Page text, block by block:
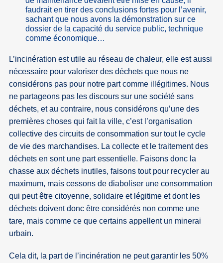
faudrait en tirer des conclusions fortes pour l’avenir,
sachant que nous avons la démonstration sur ce
dossier de la capacité du service public, technique
comme économique…
L’incinération est utile au réseau de chaleur, elle est aussi
nécessaire pour valoriser des déchets que nous ne
considérons pas pour notre part comme illégitimes. Nous
ne partageons pas les discours sur une société sans
déchets, et au contraire, nous considérons qu’une des
premières choses qui fait la ville, c’est l’organisation
collective des circuits de consommation sur tout le cycle
de vie des marchandises. La collecte et le traitement des
déchets en sont une part essentielle. Faisons donc la
chasse aux déchets inutiles, faisons tout pour recycler au
maximum, mais cessons de diaboliser une consommation
qui peut être citoyenne, solidaire et légitime et dont les
déchets doivent donc être considérés non comme une
tare, mais comme ce que certains appellent un minerai
urbain.
Cela dit, la part de l’incinération ne peut garantir les 50%